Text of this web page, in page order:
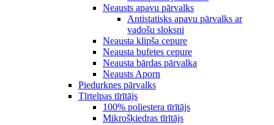
Neausts apavu pārvalks
Antistatisks apavu pārvalks ar
vadošu sloksni
Neausta klipša cepure
Neausta bufetes cepure
Neausta bārdas pārvalka
Neausts Aporn
Piedurknes pārvalks
Tīrtelpas tīrītājs
100% poliestera tīrītājs
Mikrošķiedras tīrītājs